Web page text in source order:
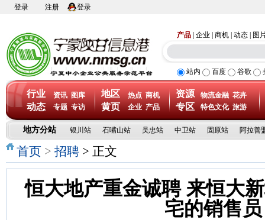
登录 注册 登录
产品 企业 商机 动态 图
站内 百度 谷歌
行业
动态
资讯 图库
专题 专访
地区
黄页
热点 商机
企业 产品
资源
专区
物流金融 花卉
特色文化 旅游
地方分站 银川站 石嘴山站 吴忠站 中卫站 固原站 阿拉善
首页 > 招聘 > 正文
恒大地产重金诚聘 来恒大
宅的销售员